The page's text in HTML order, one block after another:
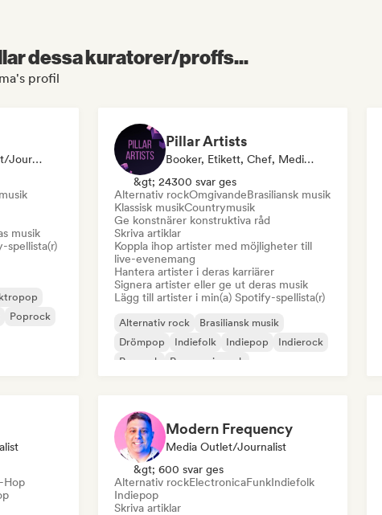
dessa kuratorer/proffs...
profil
Etikett, Media Outlet/Journalist, Curator För Spellistor
musik
spellista(r)
Poprock
Pillar Artists
Booker, Etikett, Chef, Media Outlet/Journalist, Mentor, Curator För Spellistor
&gt; 24300 svar ges
Alternativ rockOmgivandeBrasiliansk musik
Klassisk musikCountrymusik
Ge konstnärer konstruktiva råd
Skriva artiklar
Koppla ihop artister med möjligheter till
live-evenemang
Hantera artister i deras karriärer
Signera artister eller ge ut deras musik
Lägg till artister i min(a) Spotify-spellista(r)
Alternativ rock
Brasiliansk musik
Drömpop
Indiefolk Indiepop
Indierock
Poprock
Progressiv rock
Hop
Modern Frequency
Media Outlet/Journalist
&gt; 600 svar ges
Alternativ rockElectronicaFunkIndiefolk
Indiepop
Skriva artiklar